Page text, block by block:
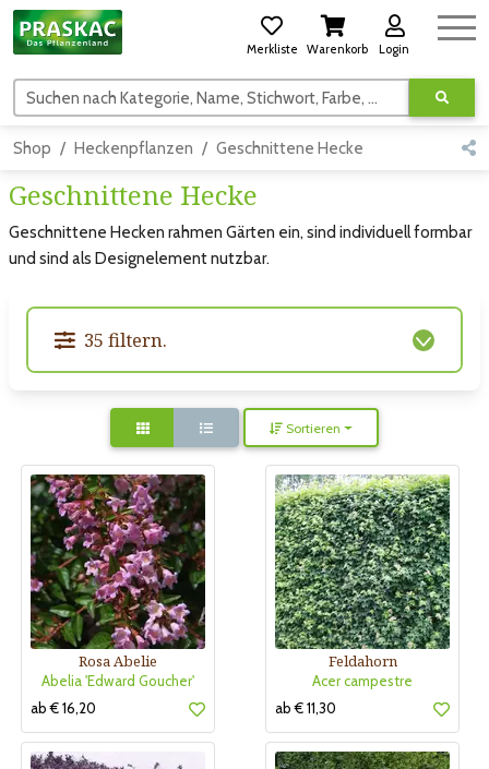
Merkliste Warenkorb Login
Suchen nach Kategorie, Name, Stichwort, Farbe, usw.
Shop Heckenpflanzen Geschnittene Hecke
Geschnittene Hecke
Geschnittene Hecken rahmen Gärten ein, sind individuell formbar
und sind als Designelement nutzbar.
35 filtern.
Sortieren
Rosa Abelie
Abelia 'Edward Goucher'
ab € 16,20
Feldahorn
Acer campestre
ab € 11,30